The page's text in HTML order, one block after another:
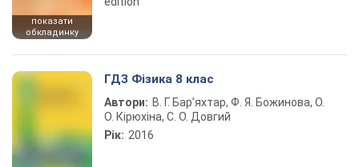
показати
обкладинку
ГДЗ Фізика 8 клас
Автори: В. Г. Бар’яхтар, Ф. Я. Божинова, О.
О. Кірюхіна, С. О. Довгий
Рік: 2016